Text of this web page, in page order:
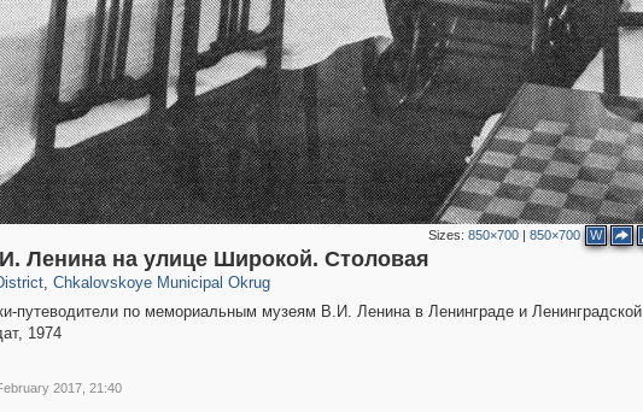
Sizes: 850×700| 850×700 W
Ленина на улице Широкой. Столовая
, Chkalovskoye Municipal Okrug
7,591 101
путеводители по мемориальным музеям В.И. Ленина в Ленинграде и Ленинградской
1974
2017, 21:40